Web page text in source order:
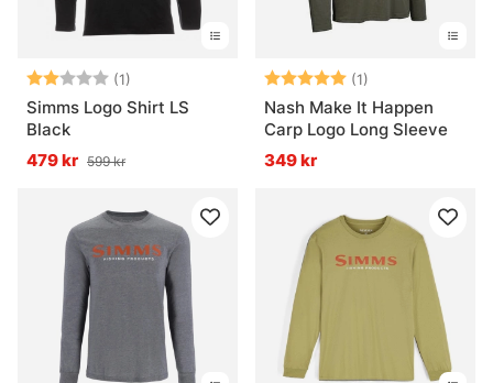
Betyg: (1)
2.0 utav 5 stjärnor
Simms Logo Shirt LS
Black
479 kr 599 kr
Betyg: (1)
Nash Make It Happen
Carp Logo Long Sleeve
349 kr